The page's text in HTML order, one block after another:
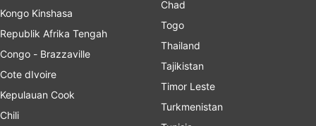
Kongo Kinshasa
Republik Afrika Tengah
Congo - Brazzaville
Cote dIvoire
Kepulauan Cook
Chili
Chad
Togo
Thailand
Tajikistan
Timor Leste
Turkmenistan